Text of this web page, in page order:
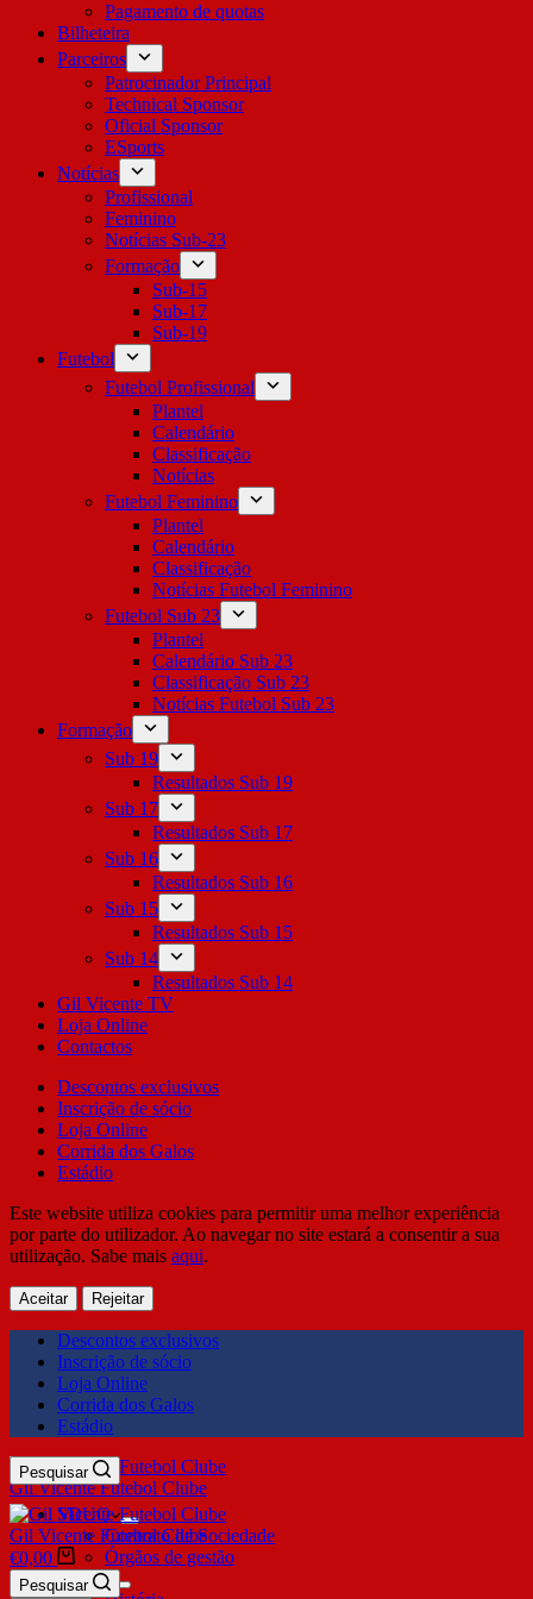
Pagamento de quotas
Bilheteira
Parceiros
Patrocinador Principal
Technical Sponsor
Oficial Sponsor
ESports
Notícias
Profissional
Feminino
Notícias Sub-23
Formação
Sub-15
Sub-17
Sub-19
Futebol
Futebol Profissional
Plantel
Calendário
Classificação
Notícias
Futebol Feminino
Plantel
Calendário
Classificação
Notícias Futebol Feminino
Futebol Sub 23
Plantel
Calendário Sub 23
Classificação Sub 23
Notícias Futebol Sub 23
Formação
Sub 19
Resultados Sub 19
Sub 17
Resultados Sub 17
Sub 16
Resultados Sub 16
Sub 15
Resultados Sub 15
Sub 14
Resultados Sub 14
Gil Vicente TV
Loja Online
Contactos
Descontos exclusivos
Inscrição de sócio
Loja Online
Corrida dos Galos
Estádio
Este website utiliza cookies para permitir uma melhor experiência
por parte do utilizador. Ao navegar no site estará a consentir a sua
utilização. Sabe mais aqui.
Aceitar Rejeitar
Descontos exclusivos
Inscrição de sócio
Loja Online
Corrida dos Galos
Estádio
Gil Vicente Futebol Clube
Pesquisar
SDUQ
Contrato de Sociedade
Órgãos de gestão
Clube
Gil Vicente Futebol Clube
€0,00
Pesquisar